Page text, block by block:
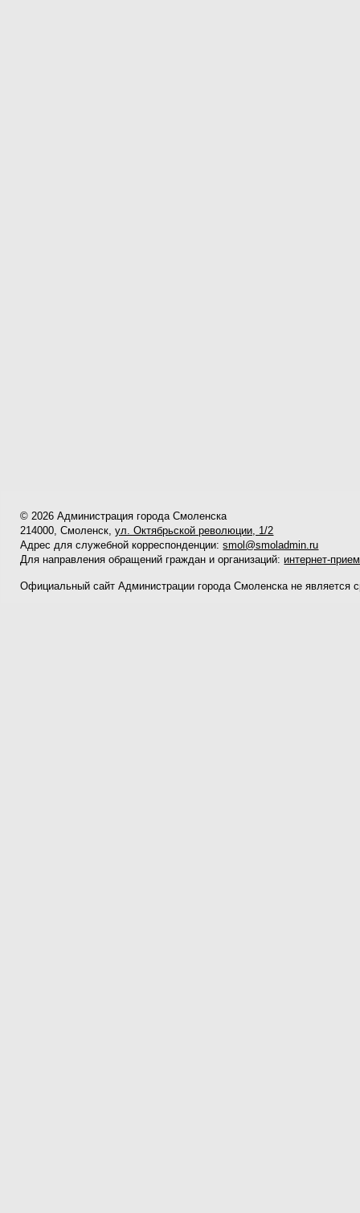
© 2026 Администрация города Смоленска
214000, Смоленск,ул. Октябрьской революции, 1/2
Адрес для служебной корреспонденции:smol@smoladmin.ru
Для направления обращений граждан и организаций: интернет-
Официальный сайт Администрации города Смоленска не является